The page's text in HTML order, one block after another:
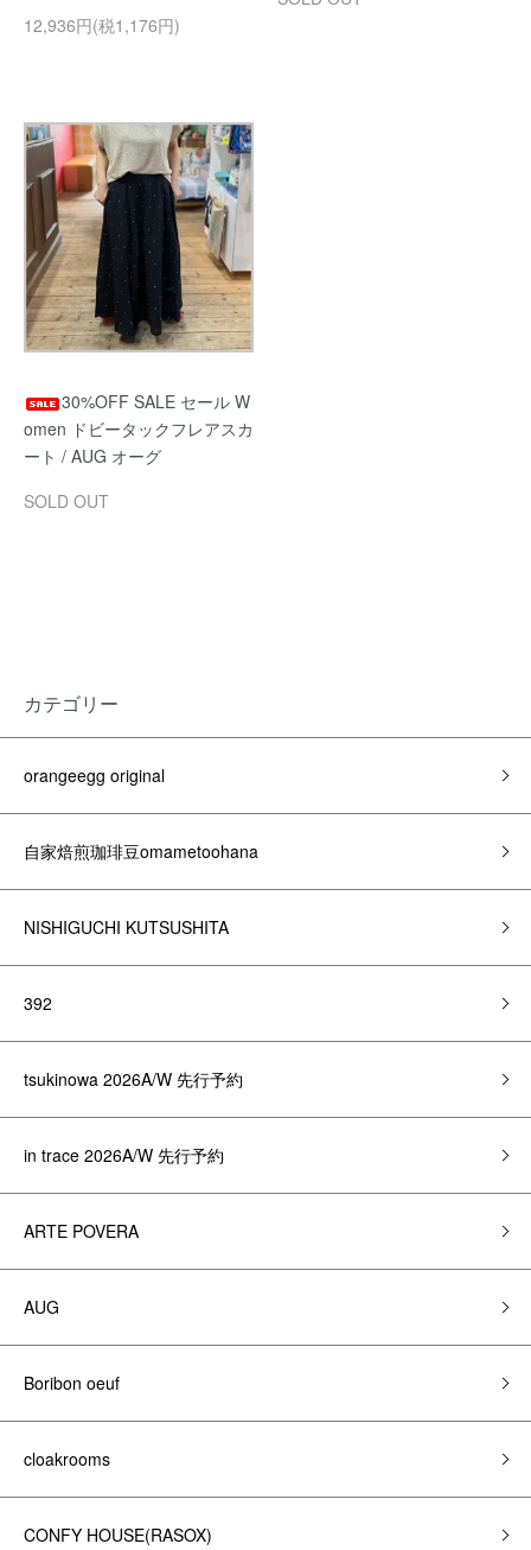
12,936円(税1,176円)
30%OFF SALE セール W
omen ドビータックフレアスカ
ート / AUG オーグ
SOLD OUT
カテゴリー
orangeegg original
自家焙煎珈琲豆omametoohana
NISHIGUCHI KUTSUSHITA
392
tsukinowa 2026A/W 先行予約
in trace 2026A/W 先行予約
ARTE POVERA
AUG
Boribon oeuf
cloakrooms
CONFY HOUSE(RASOX)